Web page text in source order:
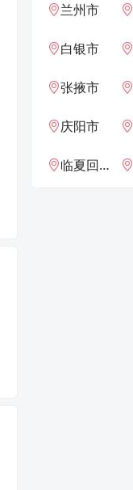
兰州市
白银市
张掖市
庆阳市
临夏回族自治州